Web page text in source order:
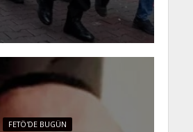
FETÖ'DE BUGÜN